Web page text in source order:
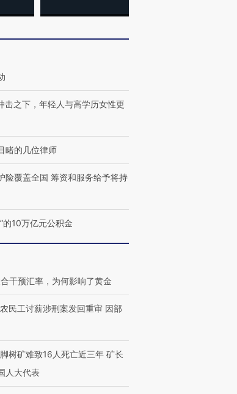
视线｜被称为“蟑螂”的印
度Z世代 用街头抗争将教
击之下，年轻人与高学历女性更
睹的几位律师
险覆盖全国 筹资和服务给予将持
的10万亿元公积金
干预汇率，为何影响了黄金
民工讨薪涉刑案发回重审 因部
树矿难致16人死亡近三年 矿长
人大代表